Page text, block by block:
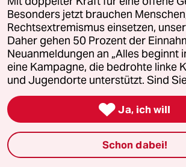
hinter die deutsche Grenze
können Betriebe im
Stromverbund Strom aus
Erneuerbaren Energien zu
beziehen, ohne die hiesigen
Netzentgelte zahlen zu
dann z.B. die niedrigeren
Netzentgelte.
AD Arno Dittmer
Besonders jetzt brauchen
Rechtsextremismus einsetzen,
Daher gehen 50 Prozent der
Neuanmeldungen an „Alles beginnt
eine Kampagne, die bedrohte linke
und Jugendorte unterstützt. Sind
 Ja, ich will
Schon dabei!